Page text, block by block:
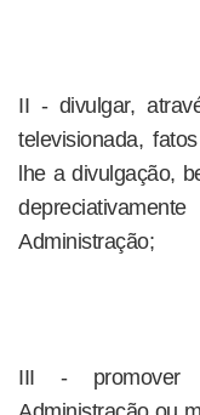
II - divulgar,
televisionada,
lhe a divulgação,
Administração;
III - promover